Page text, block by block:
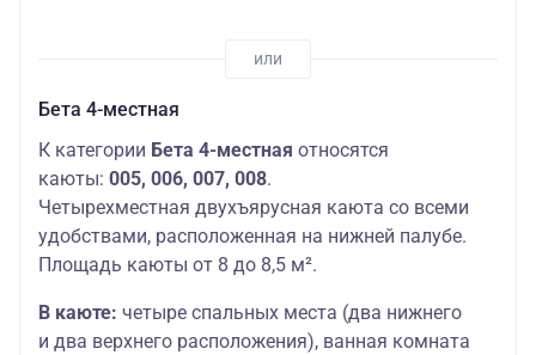
Бета 4-местная
К категории Бета 4-местная относятся
каюты: 005, 006, 007, 008.
Четырехместная двухъярусная каюта со всеми
удобствами, расположенная на нижней палубе.
Площадь каюты от 8 до 8,5 м².
В каюте: четыре спальных места (два нижнего
и два верхнего расположения), ванная комната